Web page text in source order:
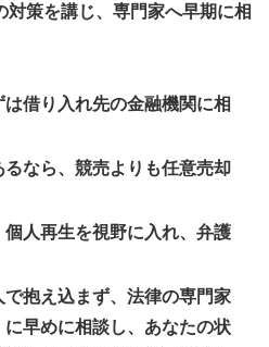
対策を講じ、専門家へ早期に相
借り入れ先の金融機関に相
なら、競売よりも任意売却
人再生を視野に入れ、弁護
抱え込まず、法律の専門家
に早めに相談し、あなたの状